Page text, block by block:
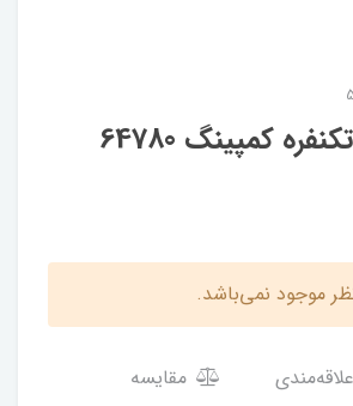
کمپینگ 64780
موجود نمی‌باشد.
مقایسه